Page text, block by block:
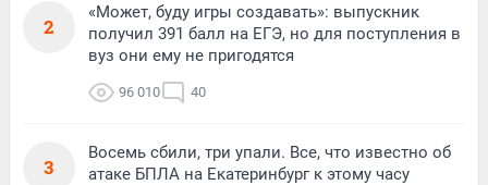
2
«Может, буду игры создавать»: выпускник
получил 391 балл на ЕГЭ, но для поступления в
вуз они ему не пригодятся
96 010 40
3
Восемь сбили, три упали. Все, что известно об
атаке БПЛА на Екатеринбург к этому часу